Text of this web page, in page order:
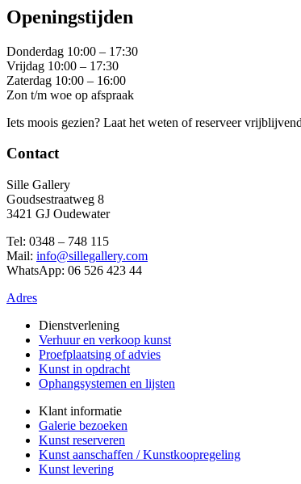
Openingstijden
Donderdag 10:00 – 17:30
Vrijdag 10:00 – 17:30
Zaterdag 10:00 – 16:00
Zon t/m woe op afspraak
Iets moois gezien? Laat het weten of reserveer
Contact
Sille Gallery
Goudsestraatweg 8
3421 GJ Oudewater
Tel: 0348 – 748 115
Mail: info@sillegallery.com
WhatsApp: 06 526 423 44
Adres
Dienstverlening
Verhuur en verkoop kunst
Proefplaatsing of advies
Kunst in opdracht
Ophangsystemen en lijsten
Klant informatie
Galerie bezoeken
Kunst reserveren
Kunst aanschaffen / Kunstkoopregeling
Kunst levering